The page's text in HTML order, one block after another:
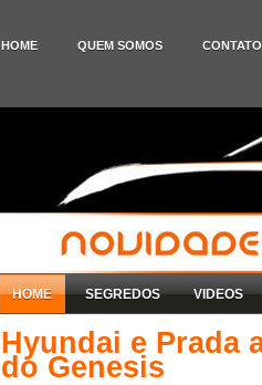
HOME QUEM SOMOS CONTATO
HOME SEGREDOS VIDEOS
Hyundai e Prada
do Genesis